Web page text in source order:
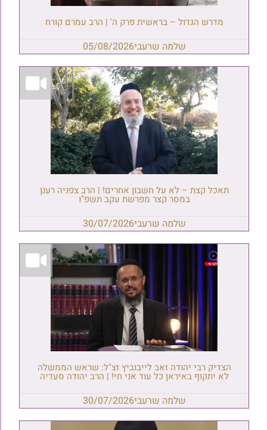
מדרש הגדול – בראשית פרק ה' | הרב עמרם קורח
שלמה שרעבי05/08/2026
תאכל קצת – לא על חשבון אחרים! | הרב צפניה רענן
במסר קצר מפרשת עקב תשפ"ו
שלמה שרעבי30/07/2026
הצדיק רבי יהודה זאב לייבוביץ זצ"ל: שראש הממשלה
לא יתקוף באיראן כל עוד אני חי! | הרב יהודה סעדיה
שלמה שרעבי30/07/2026